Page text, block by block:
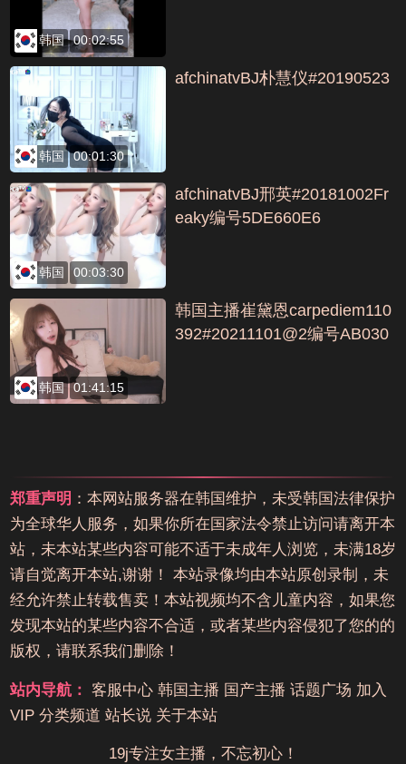
韩国 00:02:55
韩国 00:01:30
afchinatvBJ朴慧仪#20190523
韩国 00:03:30
afchinatvBJ邢英#20181002Fr
eaky编号5DE660E6
韩国 01:41:15
韩国主播崔黛恩carpediem110
392#20211101@2编号AB030
郑重声明 ：本网站服务器在韩国维护，未受韩国法律保护
为全球华人服务，如果你所在国家法令禁止访问请离开本
站，未本站某些内容可能不适于未成年人浏览，未满18岁
请自觉离开本站,谢谢！ 本站录像均由本站原创录制，未
经允许禁止转载售卖！本站视频均不含儿童内容，如果您
发现本站的某些内容不合适，或者某些内容侵犯了您的的
版权，请联系我们删除！
站内导航： 客服中心 韩国主播 国产主播 话题广场 加入
VIP 分类频道 站长说 关于本站
19j专注女主播，不忘初心！